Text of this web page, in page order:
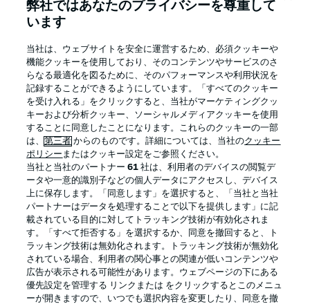
Official Partners
プライバシー・ポリシー 優先設定を管理する
利用条件 放送局
弊社ではあなたのプライバシーを尊重して
います
当社は、ウェブサイトを安全に運営するため、必須クッキーや
機能クッキーを使用しており、そのコンテンツやサービスのさ
らなる最適化を図るために、そのパフォーマンスや利用状況を
記録することができるようにしています。「すべてのクッキー
を受け入れる」をクリックすると、当社がマーケティングクッ
キーおよび分析クッキー、ソーシャルメディアクッキーを使用
することに同意したことになります。これらのクッキーの一部
は、第三者 からのものです。詳細については、当社のクッキー
ポリシー またはクッキー設定をご参照ください。
当社と当社のパートナー61 社は、利用者のデバイスの閲覧デ
ータや一意的識別子などの個人データにアクセスし、デバイス
上に保存します。「同意します」を選択すると、「当社と当社
パートナーはデータを処理することで以下を提供します」に記
載されている目的に対してトラッキング技術が有効化されま
す。「すべて拒否する」を選択するか、同意を撤回すると、ト
ラッキング技術は無効化されます。トラッキング技術が無効化
されている場合、利用者の関心事との関連が低いコンテンツや
広告が表示される可能性があります。ウェブページの下にある
優先設定を管理する リンクまたは をクリックするとこのメニュ
ーが開きますので、いつでも選択内容を変更したり、同意を撤